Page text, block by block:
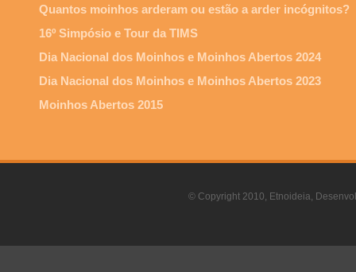
Quantos moinhos arderam ou estão a arder incógnitos?
16º Simpósio e Tour da TIMS
Dia Nacional dos Moinhos e Moinhos Abertos 2024
Dia Nacional dos Moinhos e Moinhos Abertos 2023
Moinhos Abertos 2015
© Copyright 2010, Etnoideia,